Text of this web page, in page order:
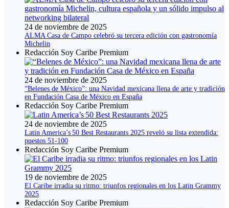
24 de noviembre de 2025
ALMA Casa de Campo celebró su tercera edición con gastronomía
Michelin
Redacción Soy Caribe Premium
24 de noviembre de 2025
“Belenes de México”: una Navidad mexicana llena de arte y tradición
en Fundación Casa de México en España
Redacción Soy Caribe Premium
24 de noviembre de 2025
Latin America’s 50 Best Restaurants 2025 reveló su lista extendida:
puestos 51‑100
Redacción Soy Caribe Premium
19 de noviembre de 2025
El Caribe irradia su ritmo: triunfos regionales en los Latin Grammy
2025
Redacción Soy Caribe Premium